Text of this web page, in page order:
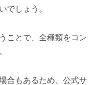
でしょう。
ことで、全種類をコン
合もあるため、公式サ